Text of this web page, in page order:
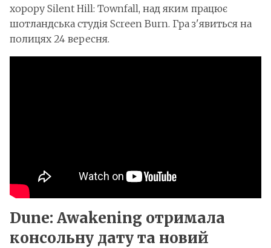
хорору Silent Hill: Townfall, над яким працює
шотландська студія Screen Burn. Гра з'явиться на
полицях 24 вересня.
Dune: Awakening отримала
консольну дату та новий